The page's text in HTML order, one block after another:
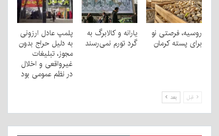
روسیه، فرصتی نو
برای پسته کرمان
یارانه و کالابرگ به
گرد تورم نمی‌رسند
پلمپ عادل ارزونی
به دليل حراج بدون
مجوز، تبليغات
غیرواقعی و اخلال
در نظم عمومی بود
قبل بعد